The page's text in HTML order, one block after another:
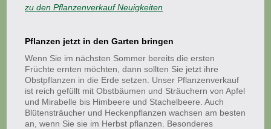
zu den Pflanzenverkauf Neuigkeiten
Pflanzen jetzt in den Garten bringen
Wenn Sie im nächsten Sommer bereits die ersten
Früchte ernten möchten, dann sollten Sie jetzt ihre
Obstpflanzen in die Erde setzen. Unser Pflanzenverkauf
ist reich gefüllt mit Obstbäumen und Sträuchern von Apfel
und Mirabelle bis Himbeere und Stachelbeere. Auch
Blütensträucher und Heckenpflanzen wachsen am besten
an, wenn Sie sie im Herbst pflanzen. Besonderes